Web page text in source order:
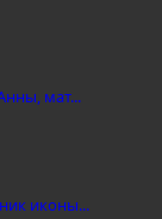
мат...
иконы...